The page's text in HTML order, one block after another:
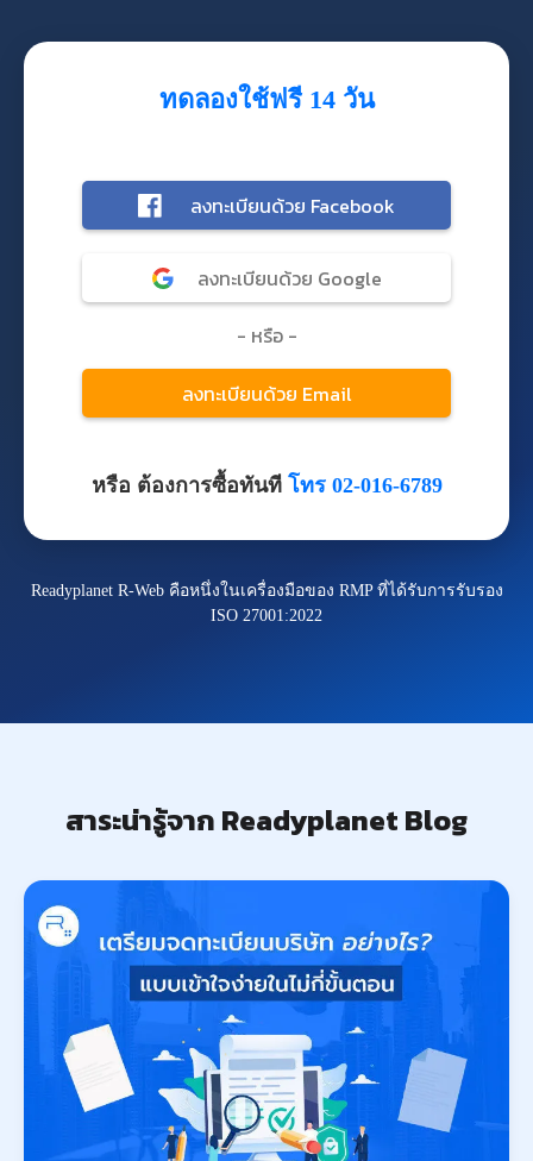
ทดลองใช้ฟรี 14 วัน
หรือ ต้องการซื้อทันที โทร 02-016-6789
Readyplanet R-Web คือหนึ่งในเครื่องมือของ RMP ที่ได้รับการรับรอง
ISO 27001:2022
สาระน่ารู้จาก Readyplanet Blog